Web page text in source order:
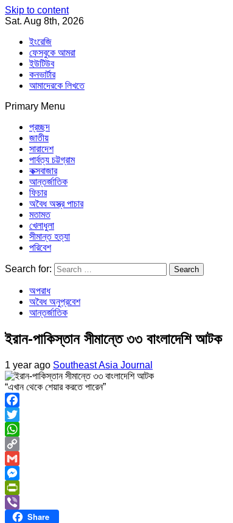
Skip to content
Sat. Aug 8th, 2026
ইংরেজি
ফেসবুকে আমরা
ইউটিউব
কনভার্টার
আমাদেরকে লিখতে
Primary Menu
Southeast Asia Journal
প্রচ্ছদ
জাতীয়
সারাদেশ
পার্বত্য চট্টগ্রাম
কক্সবাজার
আন্তর্জাতিক
ফিচার
অবৈধ অস্ত্র পাচার
মতামত
খেলাধুলা
সীমান্ত হত্যা
পরিবেশ
Search for:
অপরাধ
অবৈধ অনুপ্রবেশ
আন্তর্জাতিক
ইরান-পাকিস্তান সীমান্তে ৩৩ বাংলাদেশি আটক
1 year ago Southeast Asia Journal
“এখান থেকে শেয়ার করতে পারেন”
Facebook
Twitter
WhatsApp
Copy
Link
Gmail
Messenger
PrintFriendly
ViberShare